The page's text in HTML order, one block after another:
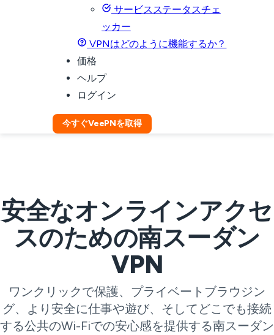
サービスステータスチェ
ッカー
VPNはどのように機能するか？
価格
ヘルプ
ログイン
今すぐVeePNを取得
安全なオンラインアクセ
スのための南スーダン
VPN
ワンクリックで保護、プライベートブラウジン
グ、より安全に仕事や遊び、そしてどこでも接続
する公共のWi-Fiでの安心感を提供する南スーダン